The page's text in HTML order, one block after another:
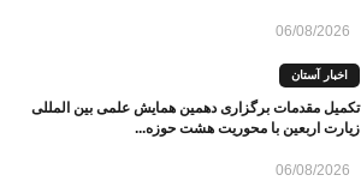
06/08/2026
اخبار آستان
تکمیل مقدمات برگزاری دهمین همایش علمی بین المللی
زیارت اربعین با محوریت هشت حوزه...
06/08/2026